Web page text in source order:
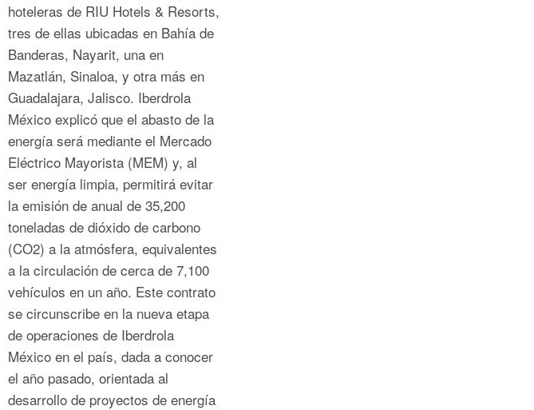
hoteleras de RIU Hotels & Resorts,
tres de ellas ubicadas en Bahía de
Banderas, Nayarit, una en
Mazatlán, Sinaloa, y otra más en
Guadalajara, Jalisco. Iberdrola
México explicó que el abasto de la
energía será mediante el Mercado
Eléctrico Mayorista (MEM) y, al
ser energía limpia, permitirá evitar
la emisión de anual de 35,200
toneladas de dióxido de carbono
(CO2) a la atmósfera, equivalentes
a la circulación de cerca de 7,100
vehículos en un año. Este contrato
se circunscribe en la nueva etapa
de operaciones de Iberdrola
México en el país, dada a conocer
el año pasado, orientada al
desarrollo de proyectos de energía